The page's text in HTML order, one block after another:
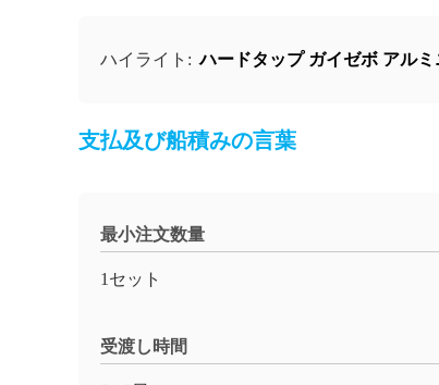
ハイライト: ハードタップ ガイゼボ アル
支払及び船積みの言葉
最小注文数量
1セット
受渡し時間